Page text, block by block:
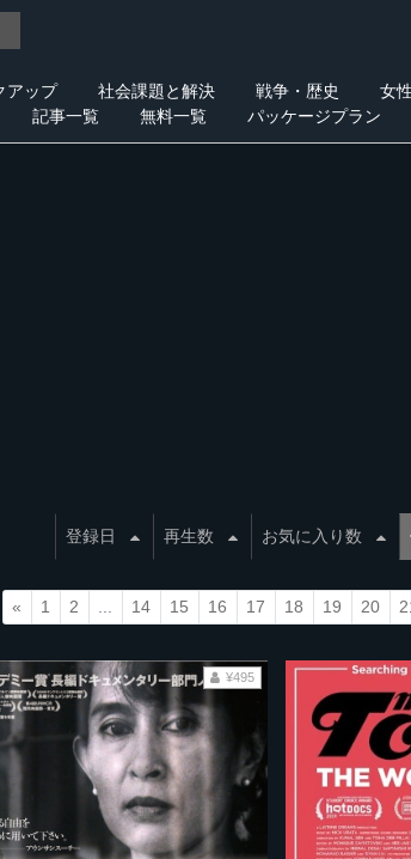
アップ 社会課題と解決 戦争・歴史 女
記事一覧
無料一覧 パッケージプラン
登録日 再生数 お気に入り数
« 1 2 14 15 16 17 18 19 20
¥495